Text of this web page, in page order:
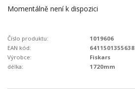
Momentálně není k dispozici
Číslo produktu:
1019606
EAN kód:
6411501355638
Výrobce:
Fiskars
délka:
1720mm